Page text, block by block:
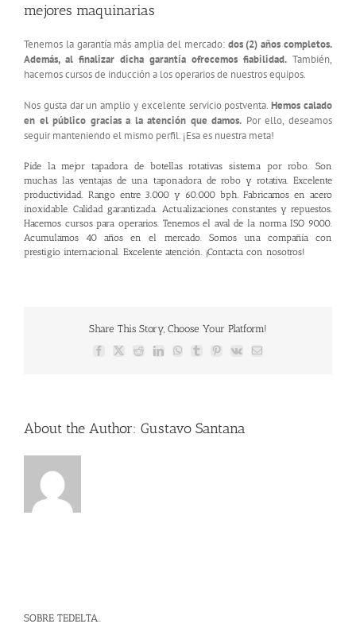
mejores maquinarias
Tenemos la garantía más amplia del mercado: dos (2) años completos.
Además, al finalizar dicha garantía ofrecemos fiabilidad. También,
hacemos cursos de inducción a los operarios de nuestros equipos.
Nos gusta dar un amplio y excelente servicio postventa.Hemos calado
en el público gracias a la atención que damos. Por ello, deseamos
seguir manteniendo el mismo perfil. ¡Esa es nuestra meta!
Pide la mejor tapadora de botellas rotativas sistema por robo. Son
muchas las ventajas de una taponadora de robo y rotativa. Excelente
productividad. Rango entre 3.000 y 60.000 bph. Fabricamos en acero
inoxidable. Calidad garantizada. Actualizaciones constantes y repuestos.
Hacemos cursos para operarios. Tenemos el aval de la norma ISO 9000.
Acumulamos 40 años en el mercado. Somos una compañía con
prestigio internacional. Excelente atención. ¡Contacta con nosotros!
Share This Story, Choose Your Platform!
Facebook
X RedditLinkedInWhatsApp
TumblrPinterest
Vk Email
About the Author: Gustavo Santana
SOBRE TEDELTA..